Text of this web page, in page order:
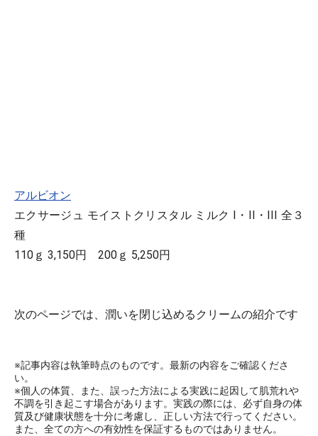
アルビオン
エクサージュ モイストクリスタル ミルク I・II・III 全３
種
110ｇ 3,150円 200ｇ 5,250円
次のページでは、潤いを閉じ込めるクリームの紹介です
※記事内容は執筆時点のものです。最新の内容をご確認くださ
い。
※個人の体質、また、誤った方法による実践に起因して肌荒れや
不調を引き起こす場合があります。実践の際には、必ず自身の体
質及び健康状態を十分に考慮し、正しい方法で行ってください。
また、全ての方への有効性を保証するものではありません。